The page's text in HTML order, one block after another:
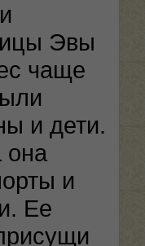
Эвы
чаще
и дети.
она
и
Ее